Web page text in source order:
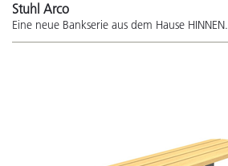
Stuhl Arco
Eine neue Bankserie aus dem Hause HINNEN.